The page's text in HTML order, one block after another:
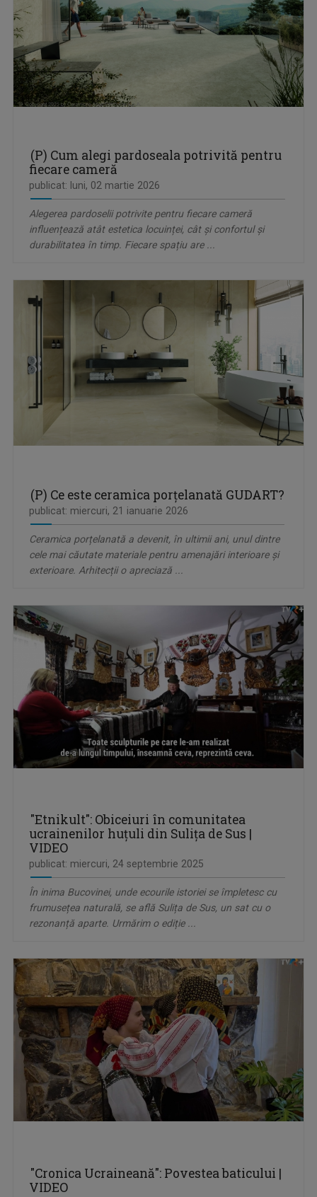
(P) Cum alegi pardoseala potrivită pentru
fiecare cameră
publicat: luni, 02 martie 2026
Alegerea pardoselii potrivite pentru fiecare cameră
influențează atât estetica locuinței, cât și confortul și
durabilitatea în timp. Fiecare spațiu are ...
(P) Ce este ceramica porțelanată GUDART?
publicat: miercuri, 21 ianuarie 2026
Ceramica porțelanată a devenit, în ultimii ani, unul dintre
cele mai căutate materiale pentru amenajări interioare și
exterioare. Arhitecții o apreciază ...
"Etnikult": Obiceiuri în comunitatea
ucrainenilor huțuli din Sulița de Sus |
VIDEO
publicat: miercuri, 24 septembrie 2025
În inima Bucovinei, unde ecourile istoriei se împletesc cu
frumusețea naturală, se află Sulița de Sus, un sat cu o
rezonanță aparte. Urmărim o ediție ...
"Cronica Ucraineană": Povestea baticului |
VIDEO